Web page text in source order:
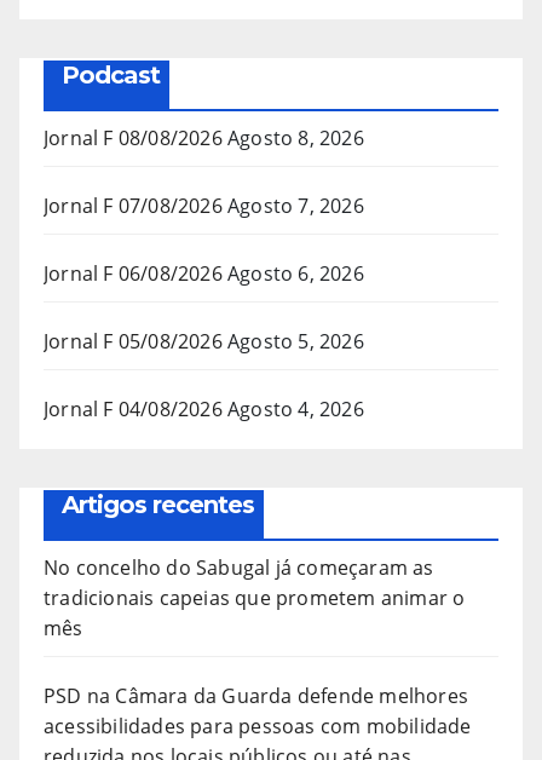
Podcast
Jornal F 08/08/2026Agosto 8, 2026
Jornal F 07/08/2026Agosto 7, 2026
Jornal F 06/08/2026Agosto 6, 2026
Jornal F 05/08/2026Agosto 5, 2026
Jornal F 04/08/2026Agosto 4, 2026
Artigos recentes
No concelho do Sabugal já começaram as
tradicionais capeias que prometem animar o
mês
PSD na Câmara da Guarda defende melhores
acessibilidades para pessoas com mobilidade